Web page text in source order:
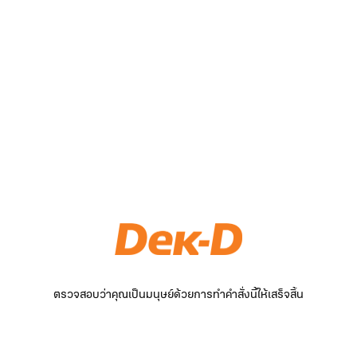
ตรวจสอบว่าคุณเป็นมนุษย์ด้วยการทำคำสั่งนี้ให้เสร็จสิ้น